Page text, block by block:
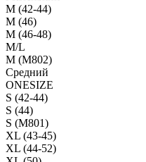
М (42-44)
M (46)
M (46-48)
M/L
M (M802)
Средний
ONESIZE
S (42-44)
S (44)
S (M801)
XL (43-45)
XL (44-52)